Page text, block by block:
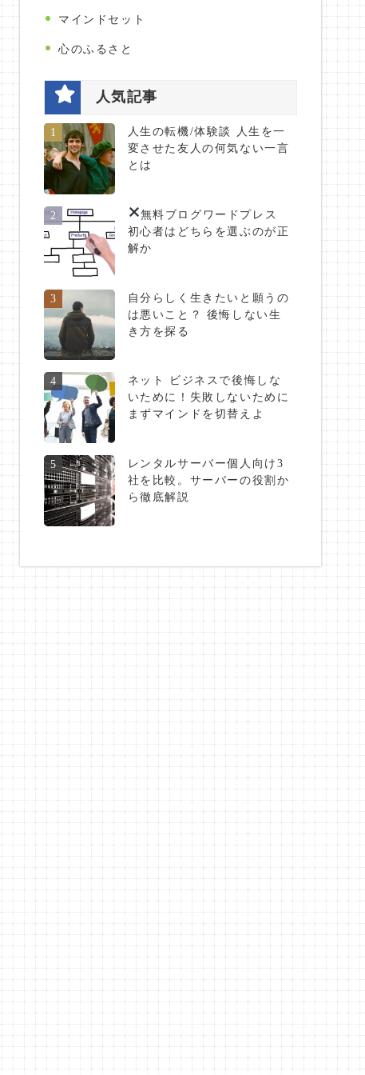
マインドセット
心のふるさと
人気記事
1
人生の転機/体験談 人生を一
変させた友人の何気ない一言
とは
2 無料ブログ ワードプレス
初心者はどちらを選ぶのが正
解か
3
自分らしく生きたいと願うの
は悪いこと？ 後悔しない生
き方を探る
4
ネット ビジネスで後悔しな
いために！失敗しないために
まずマインドを切替えよ
5
レンタルサーバー個人向け3
社を比較。サーバーの役割か
ら徹底解説